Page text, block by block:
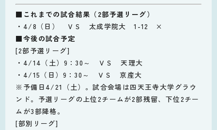
■これまでの試合結果（2部予選リーグ）
・4/8（日） ＶＳ 太成学院大 1-12 ×
■今後の試合予定
[2部予選リーグ]
・4/14（土）9：30～ ＶＳ 天理大
・4/15（日）9：30～ ＶＳ 京産大
※予備日4/21（土）。試合会場は四天王寺大学グラウ
ンド。予選リーグの上位2チームが2部残留、下位2チー
ムが3部降格。
[部別リーグ]